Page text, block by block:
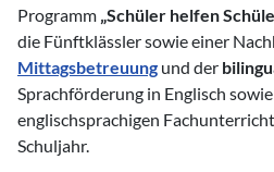
Programm „Schüler helfen
die Fünftklässler sowie einer
Mittagsbetreuung und der
Sprachförderung in Englisch
englischsprachigen
Schuljahr.